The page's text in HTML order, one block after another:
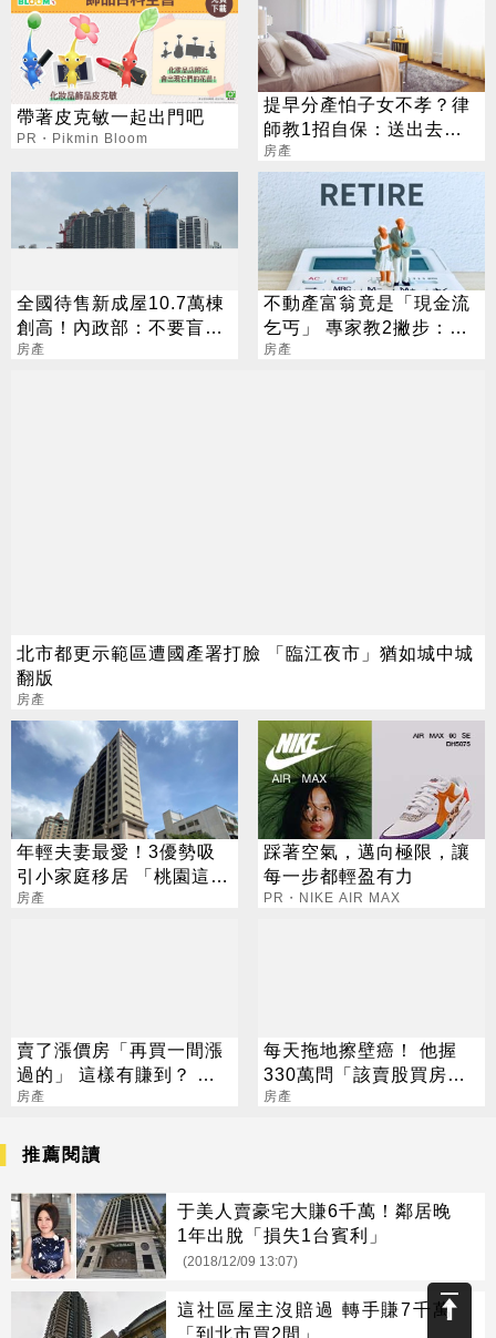
帶著皮克敏一起出門吧
PR・Pikmin Bloom
提早分產怕子女不孝？律
師教1招自保：送出去也
能要回來
房產
全國待售新成屋10.7萬棟
創高！內政部：不要盲目
搶購
房產
不動產富翁竟是「現金流
乞丐」 專家教2撇步：生
活更寬裕
房產
北市都更示範區遭國產署打臉 「臨江夜市」猶如城中城
翻版
房產
年輕夫妻最愛！3優勢吸
引小家庭移居 「桃園這
區」增產報國最勇
房產
踩著空氣，邁向極限，讓
每一步都輕盈有力
PR・NIKE AIR MAX
賣了漲價房「再買一間漲
過的」 這樣有賺到？ 網
笑：這樣問就外行了
房產
每天拖地擦壁癌！ 他握
330萬問「該賣股買房
嗎」 網揭折衷解法
房產
推薦閱讀
于美人賣豪宅大賺6千萬！鄰居晚
1年出脫「損失1台賓利」
(2018/12/09 13:07)
這社區屋主沒賠過 轉手賺7千萬
「到北市買2間」